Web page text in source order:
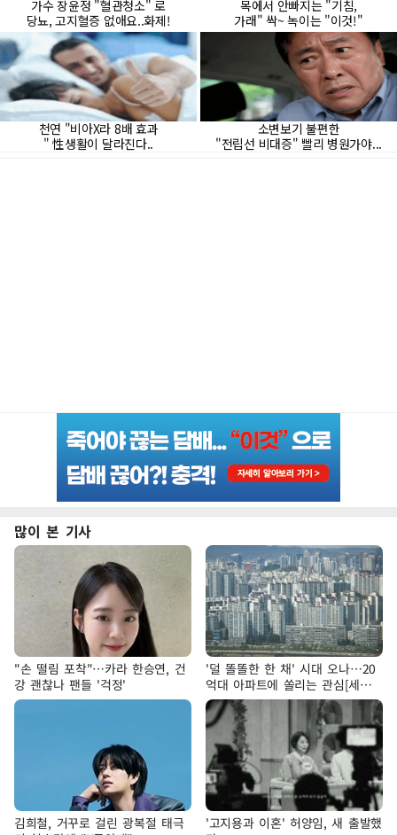
많이 본 기사
"손 떨림 포착"…카라 한승연, 건
강 괜찮나 팬들 '걱정'
'덜 똘똘한 한 채' 시대 오나…20
억대 아파트에 쏠리는 관심[세제
개편, 그 이후②]
김희철, 거꾸로 걸린 광복절 태극
'고지용과 이혼' 허양임, 새 출발했